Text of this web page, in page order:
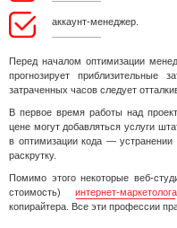
аккаунт-менеджер.
Перед началом оптимизации
прогнозирует приблизительные
затраченных часов следует
В первое время работы над
цене могут добавляться услуги
в оптимизации кода —
раскрутку.
Помимо этого некоторые веб-
стоимость)
интернет-маркетолога
копирайтера. Все эти профессии